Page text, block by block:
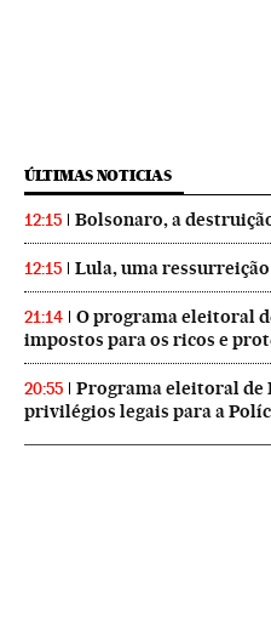
ÚLTIMAS NOTICIAS
12:15 Bolsonaro, a
12:15 Lula, uma ressurreição
21:14
O programa eleitoral
impostos para os ricos e
20:55
Programa eleitoral de
privilégios legais para a